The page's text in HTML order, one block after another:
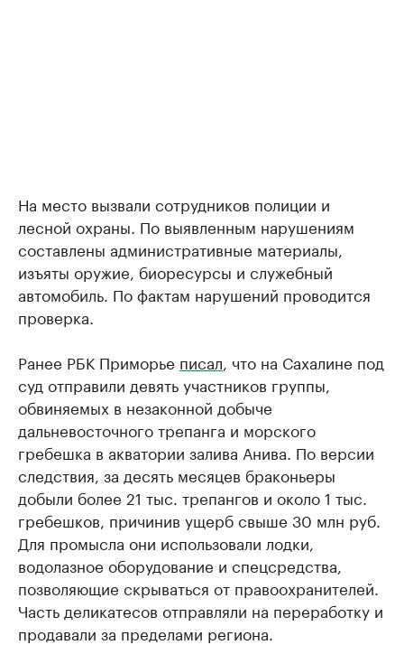
На место вызвали сотрудников полиции и
лесной охраны. По выявленным нарушениям
составлены административные материалы,
изъяты оружие, биоресурсы и служебный
автомобиль. По фактам нарушений проводится
проверка.
Ранее РБК Приморье писал , что на Сахалине под
суд отправили девять участников группы,
обвиняемых в незаконной добыче
дальневосточного трепанга и морского
гребешка в акватории залива Анива. По версии
следствия, за десять месяцев браконьеры
добыли более 21 тыс. трепангов и около 1 тыс.
гребешков, причинив ущерб свыше 30 млн руб.
Для промысла они использовали лодки,
водолазное оборудование и спецсредства,
позволяющие скрываться от правоохранителей.
Часть деликатесов отправляли на переработку и
продавали за пределами региона.